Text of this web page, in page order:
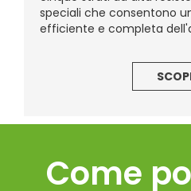
speciali che consentono
efficiente e completa
Come